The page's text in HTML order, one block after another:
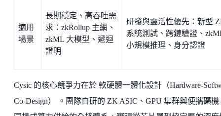
適用
場景
長期穩定、高吞吐需
求：zkRollup 主網、
zkML 大模型、遞迴
證明
研發與靈活性優先：新型
系統測試、跨鏈驗證、
小規模推理、身分認證
Cysic 的核心競爭力在於 軟硬體一體化設計（Hardware-
Co-Design） 。團隊自研的 ZK ASIC、GPU 集群與便攜礦機